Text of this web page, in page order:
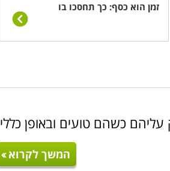
זמן הוא כסף: כך תחסכו בו
כשהם טועים ובאופן כללי
המשך לקרוא